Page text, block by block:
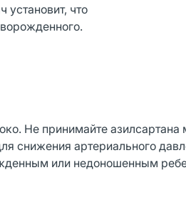
установит, что
Не принимайте
снижения артериального
или недоношенным